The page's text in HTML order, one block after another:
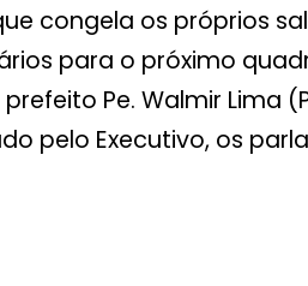
congela os próprios
para o próximo
Pe. Walmir Lima
pelo Executivo, os